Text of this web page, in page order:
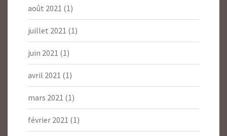
août 2021 (1)
juillet 2021 (1)
juin 2021 (1)
avril 2021 (1)
mars 2021 (1)
février 2021 (1)